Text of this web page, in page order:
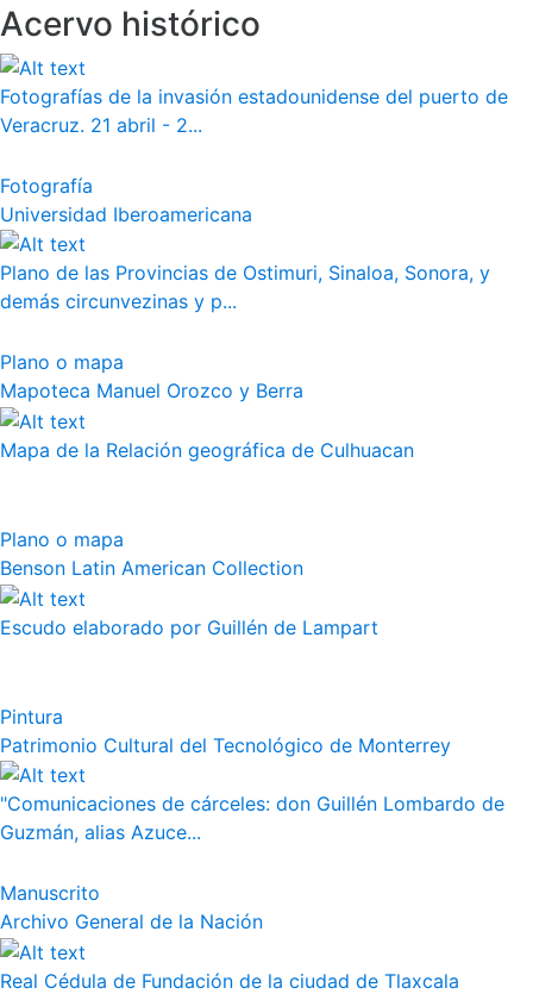
Acervo histórico
Fotografías de la invasión estadounidense del puerto de
Veracruz. 21 abril - 2...
Fotografía
Universidad Iberoamericana
Plano de las Provincias de Ostimuri, Sinaloa, Sonora, y
demás circunvezinas y p...
Plano o mapa
Mapoteca Manuel Orozco y Berra
Mapa de la Relación geográfica de Culhuacan
Plano o mapa
Benson Latin American Collection
Escudo elaborado por Guillén de Lampart
Pintura
Patrimonio Cultural del Tecnológico de Monterrey
"Comunicaciones de cárceles: don Guillén Lombardo de
Guzmán, alias Azuce...
Manuscrito
Archivo General de la Nación
Real Cédula de Fundación de la ciudad de Tlaxcala